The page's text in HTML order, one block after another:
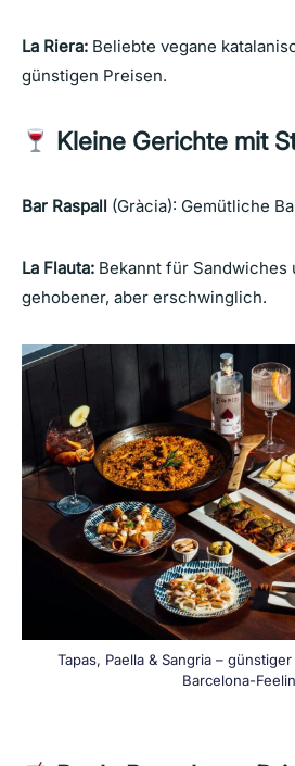
La Riera: Beliebte vegane
günstigen Preisen.
Kleine Gerichte mit
Bar Raspall (Gràcia): Gemütliche
La Flauta: Bekannt für Sandwiches
gehobener, aber erschwinglich.
Tapas, Paella & Sangria –
Barcelona-